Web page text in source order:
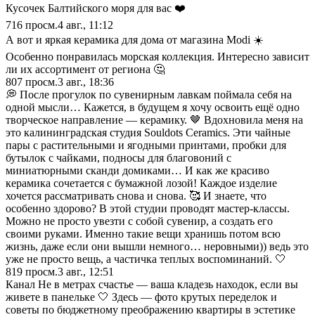
Кусочек Балтийского моря для вас ❤️
716 просм.4 авг., 11:12
А вот и яркая керамика для дома от магазина Modi ☀️
Особенно понравилась морская коллекция. Интересно зависит
ли их ассортимент от региона 🤔
807 просм.3 авг., 18:36
💭 После прогулок по сувенирным лавкам поймала себя на
одной мысли… Кажется, в будущем я хочу освоить ещё одно
творческое направление — керамику. 🤎 Вдохновила меня на
это калининградская студия Souldots Ceramics. Эти чайные
пары с растительными и ягодными принтами, пробки для
бутылок с чайками, подносы для благовоний с
миниатюрными сканди домиками… И как же красиво
керамика сочетается с бумажной лозой! Каждое изделие
хочется рассматривать снова и снова. 🥰 И знаете, что
особенно здорово? В этой студии проводят мастер-классы.
Можно не просто увезти с собой сувенир, а создать его
своими руками. Именно такие вещи хранишь потом всю
жизнь, даже если они вышли немного… неровными)) ведь это
уже не просто вещь, а частичка теплых воспоминаний. 🤍
819 просм.3 авг., 12:51
Канал Не в метрах счастье — ваша кладезь находок, если вы
живете в панельке 🤍 Здесь — фото крутых переделок и
советы по бюджетному преображению квартиры в эстетике